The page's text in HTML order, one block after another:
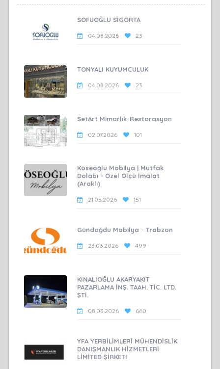
SOFUOĞLU SİGORTA
04.08.2026 23
TONYALI KUYUMCULUK
04.08.2026 23
SetArt Mimarlık-Restorasyon
02.07.2026 101
Köseoğlu Mobilya | Mutfak
Dolabı - Özel Ölçü İmalat
(Araklı)
21.05.2026 151
Gündoğdu Mobilya - Trabzon
23.03.2026 499
KINALIOĞLU AKARYAKIT
PAZARLAMA İNŞ. TAAH. TİC. LTD.
ŞTİ.
08.03.2026 660
YFA YERBİLİMLERİ MÜHENDİSLİK
DANIŞMANLIK HİZMETLERİ
LİMİTED ŞİRKETİ